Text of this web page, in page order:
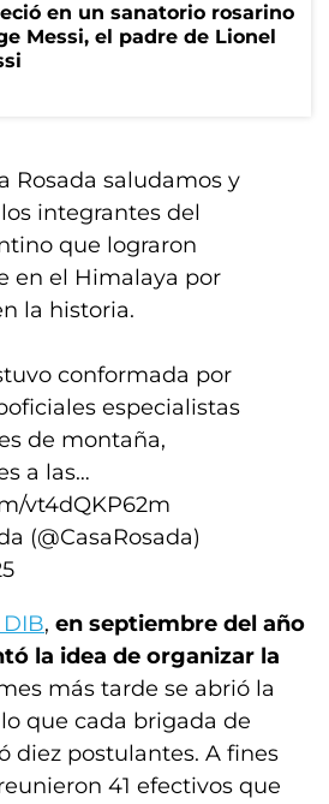
en un sanatorio rosarino
Messi, el padre de Lionel
Rosada saludamos y
integrantes del
que lograron
en el Himalaya por
la historia.
conformada por
especialistas
de montaña,
a las…
vt4dQKP62m
(@CasaRosada)
, en septiembre del año
la idea de organizar la
más tarde se abrió la
que cada brigada de
diez postulantes. A fines
41 efectivos que